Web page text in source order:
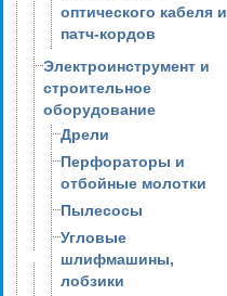
оптического кабеля и
патч-кордов
Электроинструмент и
строительное
оборудование
Дрели
Перфораторы и
отбойные молотки
Пылесосы
Угловые
шлифмашины,
лобзики